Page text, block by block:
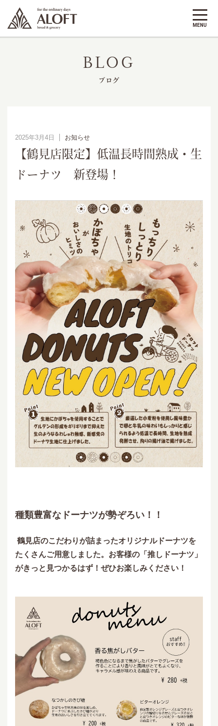
BLOG
ブログ
2025年3月4日 お知らせ
【鶴見店限定】低温長時間熟成・生
ドーナツ 新登場！
種類豊富なドーナツが勢ぞろい！ ！
鶴見店のこだわりが詰まったオリジナルドーナツを
たくさんご用意しました。お客様の「推しドーナツ」
がきっと見つかるはず！ぜひお楽しみください！